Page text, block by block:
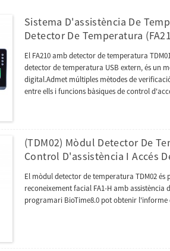
Sistema D'assistència De
Detector De Temperatura
El FA210 amb detector de temperatura
detector de temperatura USB extern, és un
digital.Admet múltiples mètodes de
entre ells i funcions bàsiques de control
procés d'accés.La comunicació entre el
seu disseny elegant s'adapta perfectament
(TDM02) Mòdul Detector De
Control D'assistència I Accés
El mòdul detector de temperatura TDM02
reconeixement facial FA1-H amb
programari BioTime8.0 pot obtenir